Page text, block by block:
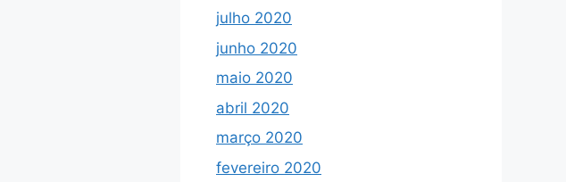
julho 2020
junho 2020
maio 2020
abril 2020
março 2020
fevereiro 2020